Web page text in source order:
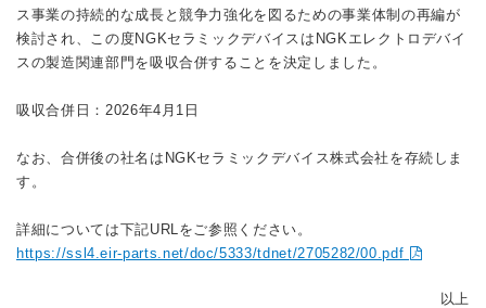
ス事業の持続的な成長と競争力強化を図るための事業体制の再編が
検討され、この度NGKセラミックデバイスはNGKエレクトロデバイ
スの製造関連部門を吸収合併することを決定しました。
吸収合併日：2026年4月1日
なお、合併後の社名はNGKセラミックデバイス株式会社を存続しま
す。
詳細については下記URLをご参照ください。
https://ssl4.eir-parts.net/doc/5333/tdnet/2705282/00.pdf
以上